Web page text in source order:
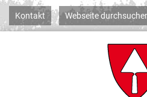
Kontakt Webseite